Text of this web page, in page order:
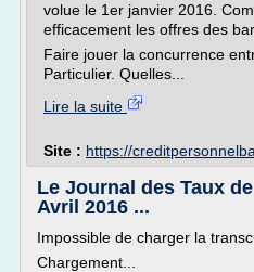
volue le 1er janvier 2016.
efficacement les offres des
Faire jouer la concurrence
Particulier. Quelles...
Lire la suite
Site : https://
Le Journal des Taux
Avril 2016 ...
Impossible de charger la
Chargement...